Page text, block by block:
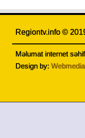
Regiontv.info ©
Məlumat internet
Design by: